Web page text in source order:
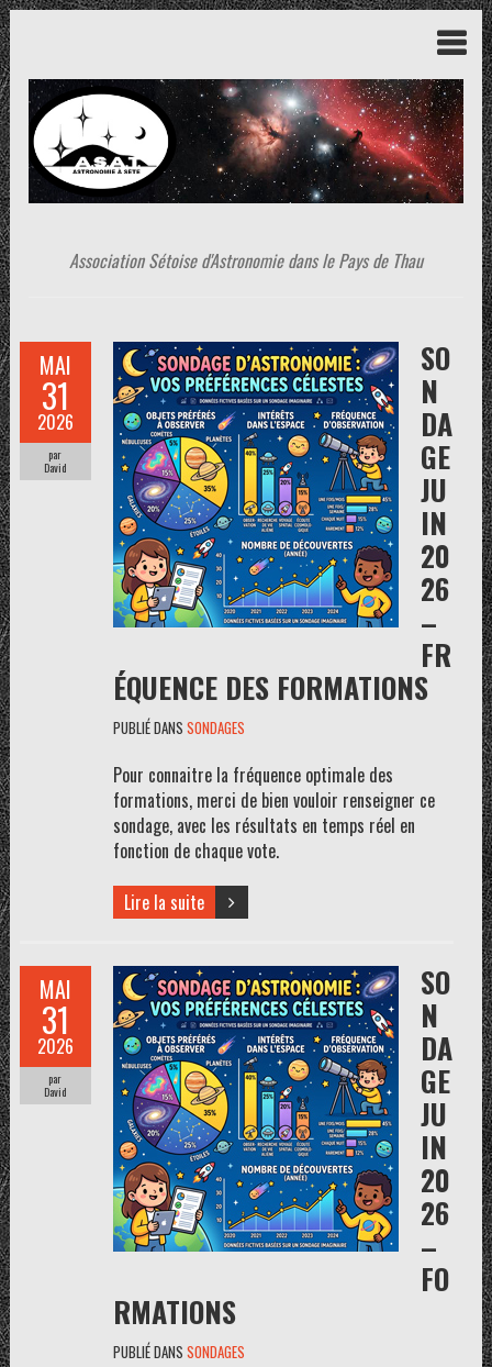
Association Sétoise d'Astronomie dans le Pays de Thau
MAI
31
2026
par
David
SO
N
DA
GE
JU
IN
20
26
–
FR
ÉQUENCE DES FORMATIONS
PUBLIÉ DANS SONDAGES
Pour connaitre la fréquence optimale des
formations, merci de bien vouloir renseigner ce
sondage, avec les résultats en temps réel en
fonction de chaque vote.
Lire la suite
MAI
31
2026
par
David
SO
N
DA
GE
JU
IN
20
26
–
FO
RMATIONS
PUBLIÉ DANS SONDAGES